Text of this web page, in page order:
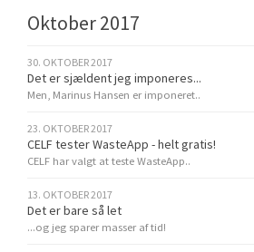
Oktober 2017
30. OKTOBER 2017
Det er sjældent jeg imponeres...
Men, Marinus Hansen er imponeret..
23. OKTOBER 2017
CELF tester WasteApp - helt gratis!
CELF har valgt at teste WasteApp..
13. OKTOBER 2017
Det er bare så let
...og jeg sparer masser af tid!